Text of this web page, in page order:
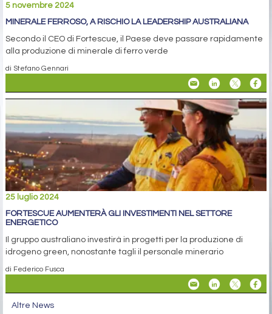
5 novembre 2024
MINERALE FERROSO, A RISCHIO LA LEADERSHIP AUSTRALIANA
Secondo il CEO di Fortescue, il Paese deve passare rapidamente
alla produzione di minerale di ferro verde
di Stefano Gennari
25 luglio 2024
FORTESCUE AUMENTERÀ GLI INVESTIMENTI NEL SETTORE
ENERGETICO
Il gruppo australiano investirà in progetti per la produzione di
idrogeno green, nonostante tagli il personale minerario
di Federico Fusca
Altre News